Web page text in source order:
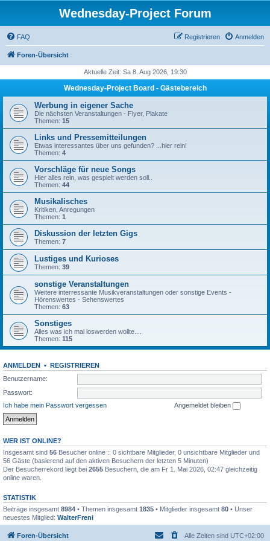
Wednesday-Project Forum
FAQ Anmelden
Registrieren
Foren-Übersicht
Aktuelle Zeit: Sa 8. Aug 2026, 19:30
Wednesday-Project Board - Gästebereich
Werbung in eigener Sache
Die nächsten Veranstaltungen - Flyer, Plakate
Themen: 15
Links und Pressemitteilungen
Etwas interessantes über uns gefunden? ...hier rein!
Themen: 4
Vorschläge für neue Songs
Hier alles rein, was gespielt werden soll..
Themen: 44
Musikalisches
Kritiken, Anregungen
Themen: 1
Diskussion der letzten Gigs
Themen: 7
Lustiges und Kurioses
Themen: 39
sonstige Veranstaltungen
Weitere interressante Musikveranstaltungen oder sonstige Events -
Hörenswertes - Sehenswertes
Themen: 63
Sonstiges
Alles was ich mal loswerden wollte....
Themen: 115
ANMELDEN • REGISTRIEREN
Benutzername:
Passwort:
Ich habe mein Passwort vergessen
Angemeldet bleiben
WER IST ONLINE?
Insgesamt sind 56 Besucher online :: 0 sichtbare Mitglieder, 0 unsichtbare Mitglieder und
56 Gäste (basierend auf den aktiven Besuchern der letzten 5 Minuten)
Der Besucherrekord liegt bei 2655 Besuchern, die am Fr 1. Mai 2026, 02:47 gleichzeitig
online waren.
STATISTIK
Beiträge insgesamt 8984 • Themen insgesamt 1835 • Mitglieder insgesamt 80 • Unser
neuestes Mitglied: WalterFreni
Foren-Übersicht Alle Zeiten sind UTC+02:00